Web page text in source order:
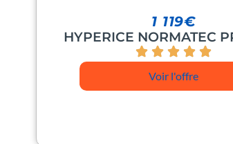
1 119€
HYPERICE NORMATEC
Voir l'offre